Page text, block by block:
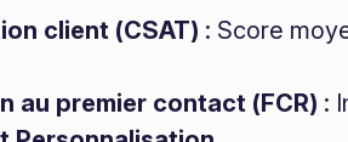
client (CSAT) : Score
au premier contact (FCR) :